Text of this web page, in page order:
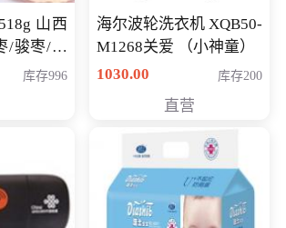
山西
/骏枣/热
库存996
海尔波轮洗衣机 XQB50-
M1268关爱 （小神童）
1030.00
库存200
直营